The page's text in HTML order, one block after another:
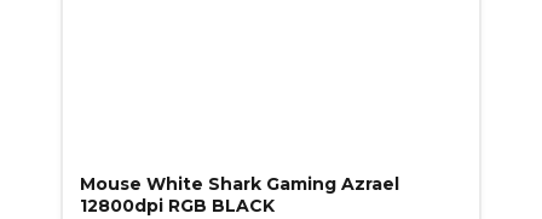
Mouse White Shark Gaming Azrael
12800dpi RGB BLACK